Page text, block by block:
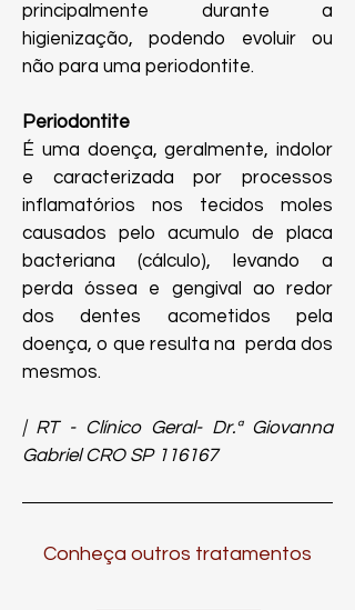
principalmente durante a
higienização, podendo evoluir ou
não para uma periodontite.
Periodontite
É uma doença, geralmente, indolor
e caracterizada por processos
inflamatórios nos tecidos moles
causados pelo acumulo de placa
bacteriana (cálculo), levando a
perda óssea e gengival ao redor
dos dentes acometidos pela
doença, o que resulta na perda dos
mesmos.
| RT - Clínico Geral- Dr.ª Giovanna
Gabriel CRO SP 116167
Conheça outros tratamentos